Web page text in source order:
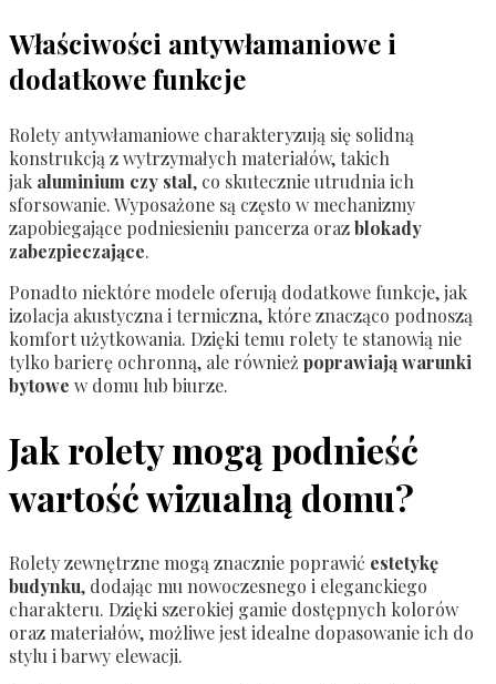
Właściwości antywłamaniowe i
dodatkowe funkcje
Rolety antywłamaniowe charakteryzują się solidną
konstrukcją z wytrzymałych materiałów, takich
jak aluminium czy stal, co skutecznie utrudnia ich
sforsowanie. Wyposażone są często w mechanizmy
zapobiegające podniesieniu pancerza orazblokady
zabezpieczające.
Ponadto niektóre modele oferują dodatkowe funkcje, jak
izolacja akustyczna i termiczna, które znacząco podnoszą
komfort użytkowania. Dzięki temu rolety te stanowią nie
tylko barierę ochronną, ale również poprawiają warunki
bytowe w domu lub biurze.
Jak rolety mogą podnieść
wartość wizualną domu?
Rolety zewnętrzne mogą znacznie poprawić estetykę
budynku, dodając mu nowoczesnego i eleganckiego
charakteru. Dzięki szerokiej gamie dostępnych kolorów
oraz materiałów, możliwe jest idealne dopasowanie ich do
stylu i barwy elewacji.